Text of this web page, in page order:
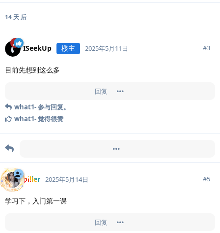
14 天 后
ISeekUp 楼主 2025年5月11日 #3
目前先想到这么多
回复
what1-参与回复。
what1-觉得很赞
🎉 幸运五月，转发抽好礼！
piller 2025年5月14日 #5
学习下，入门第一课
回复